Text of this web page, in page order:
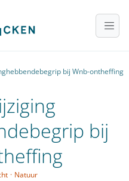
bij Wnb-ontheffing
bij
· Natuur